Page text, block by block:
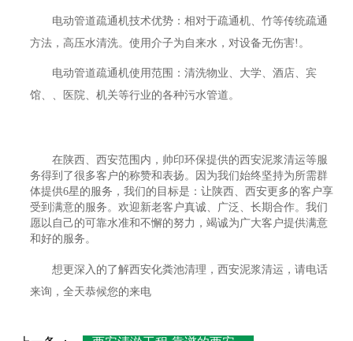
电动管道疏通机技术优势：相对于疏通机、竹等传统疏通
方法，高压水清洗。使用介子为自来水，对设备无伤害!。
电动管道疏通机使用范围：清洗物业、大学、酒店、宾
馆、、医院、机关等行业的各种污水管道。
在陕西、西安范围内，帅印环保提供的西安泥浆清运等服
务得到了很多客户的称赞和表扬。因为我们始终坚持为所需群
体提供6星的服务，我们的目标是：让陕西、西安更多的客户享
受到满意的服务。欢迎新老客户真诚、广泛、长期合作。我们
愿以自己的可靠水准和不懈的努力，竭诚为广大客户提供满意
和好的服务。
想更深入的了解西安化粪池清理，西安泥浆清运，请电话
来询，全天恭候您的来电